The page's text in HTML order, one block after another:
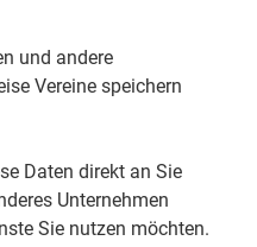
und andere
Vereine speichern
Daten direkt an Sie
Unternehmen
Sie nutzen möchten.